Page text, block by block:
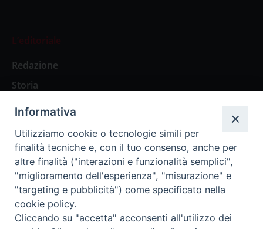
L’editoriale
Redazione
Storia
Abbonamenti
Abbonamento Annuale Digitale
Abbonamento Annuale Cartaceo
Abbonamento Singola Copia Digitale
Informativa
Utilizziamo cookie o tecnologie simili per
finalità tecniche e, con il tuo consenso, anche per
altre finalità ("interazioni e funzionalità semplici",
"miglioramento dell'esperienza", "misurazione" e
"targeting e pubblicità") come specificato nella
cookie policy.
Cliccando su "accetta" acconsenti all'utilizzo dei